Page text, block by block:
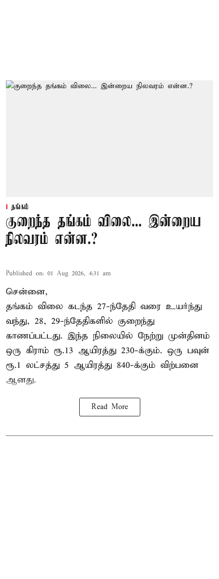
தங்கம்
குறைந்த தங்கம் விலை... இன்றைய
நிலவரம் என்ன.?
Published on: 01 Aug 2026, 4:31 am
சென்னை,
தங்கம் விலை கடந்த 27-ந்தேதி வரை உயர்ந்து
வந்து, 28, 29-ந்தேதிகளில் குறைந்து
காணப்பட்டது. இந்த நிலையில் நேற்று முன்தினம்
ஒரு கிராம் ரூ.13 ஆயிரத்து 230-க்கும். ஒரு பவுன்
ரூ.1 லட்சத்து 5 ஆயிரத்து 840-க்கும் விற்பனை
ஆனது.
Read More